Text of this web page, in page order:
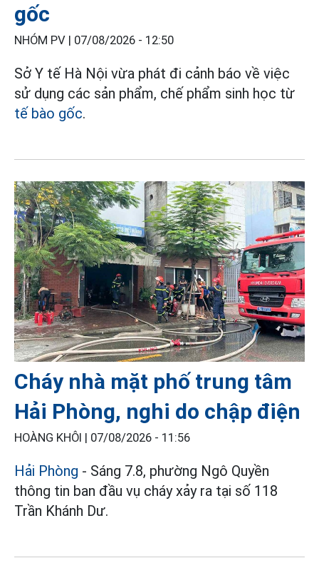
gốc
NHÓM PV | 07/08/2026 - 12:50
Sở Y tế Hà Nội vừa phát đi cảnh báo về việc
sử dụng các sản phẩm, chế phẩm sinh học từ
tế bào gốc.
Cháy nhà mặt phố trung tâm
Hải Phòng, nghi do chập điện
HOÀNG KHÔI | 07/08/2026 - 11:56
Hải Phòng - Sáng 7.8, phường Ngô Quyền
thông tin ban đầu vụ cháy xảy ra tại số 118
Trần Khánh Dư.